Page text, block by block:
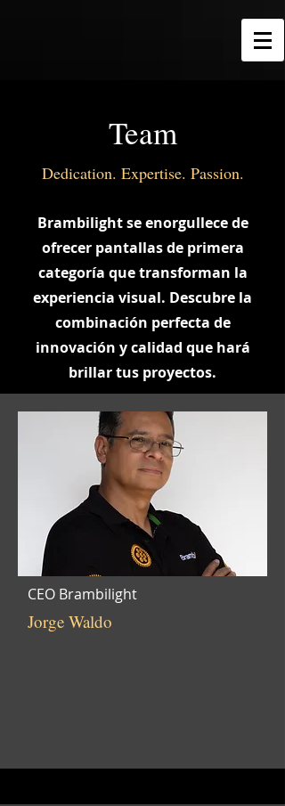
Team
Dedication. Expertise. Passion.
Brambilight se enorgullece de
ofrecer pantallas de primera
categoría que transforman la
experiencia visual. Descubre la
combinación perfecta de
innovación y calidad que hará
brillar tus proyectos.
CEO Brambilight
Jorge Waldo